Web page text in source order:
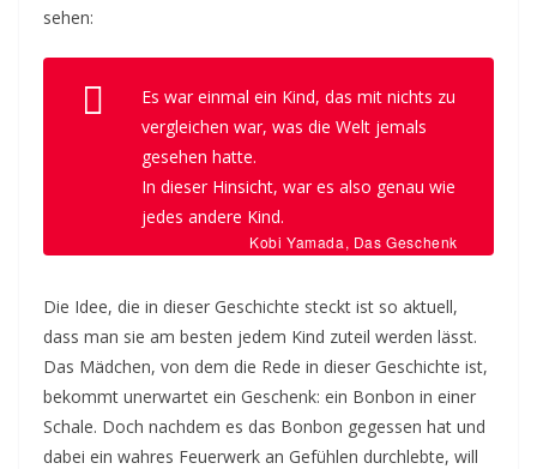
sehen:
Es war einmal ein Kind, das mit nichts zu
vergleichen war, was die Welt jemals
gesehen hatte.
In dieser Hinsicht, war es also genau wie
jedes andere Kind.
Kobi Yamada, Das Geschenk
Die Idee, die in dieser Geschichte steckt ist so aktuell,
dass man sie am besten jedem Kind zuteil werden lässt.
Das Mädchen, von dem die Rede in dieser Geschichte ist,
bekommt unerwartet ein Geschenk: ein Bonbon in einer
Schale. Doch nachdem es das Bonbon gegessen hat und
dabei ein wahres Feuerwerk an Gefühlen durchlebte, will